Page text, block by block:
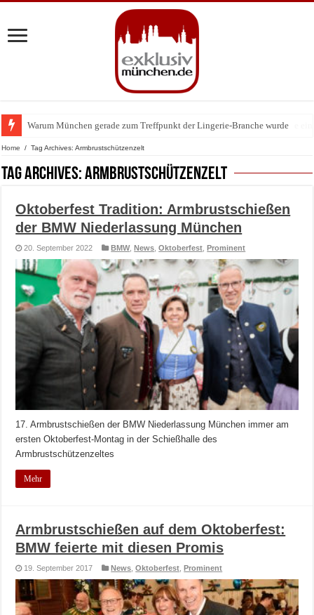
Warum München gerade zum Treffpunkt der Lingerie-Branche wurde
BMW Art Cars in München: Warum die rollenden Kunstwerke bis heute
Home / Tag Archives: Armbrustschützenzelt
Tag Archives:Armbrustschützenzelt
Oktoberfest Tradition: Armbrustschießen
der BMW Niederlassung München
20. September 2022 BMW,News ,Oktoberfest ,Prominent
17. Armbrustschießen der BMW Niederlassung München immer am
ersten Oktoberfest-Montag in der Schießhalle des
Armbrustschützenzeltes
Mehr
Armbrustschießen auf dem Oktoberfest:
BMW feierte mit diesen Promis
19. September 2017 News ,Oktoberfest ,Prominent